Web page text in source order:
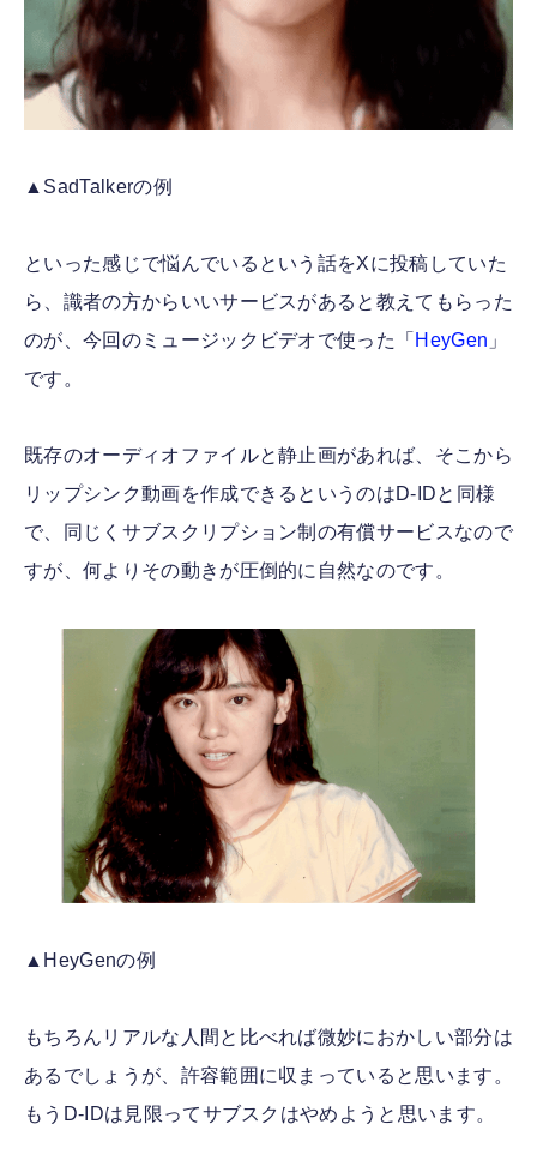
▲SadTalkerの例
といった感じで悩んでいるという話をXに投稿していた
ら、識者の方からいいサービスがあると教えてもらった
のが、今回のミュージックビデオで使った「 HeyGen 」
です。
既存のオーディオファイルと静止画があれば、そこから
リップシンク動画を作成できるというのはD-IDと同様
で、同じくサブスクリプション制の有償サービスなので
すが、何よりその動きが圧倒的に自然なのです。
▲HeyGenの例
もちろんリアルな人間と比べれば微妙におかしい部分は
あるでしょうが、許容範囲に収まっていると思います。
もうD-IDは見限ってサブスクはやめようと思います。